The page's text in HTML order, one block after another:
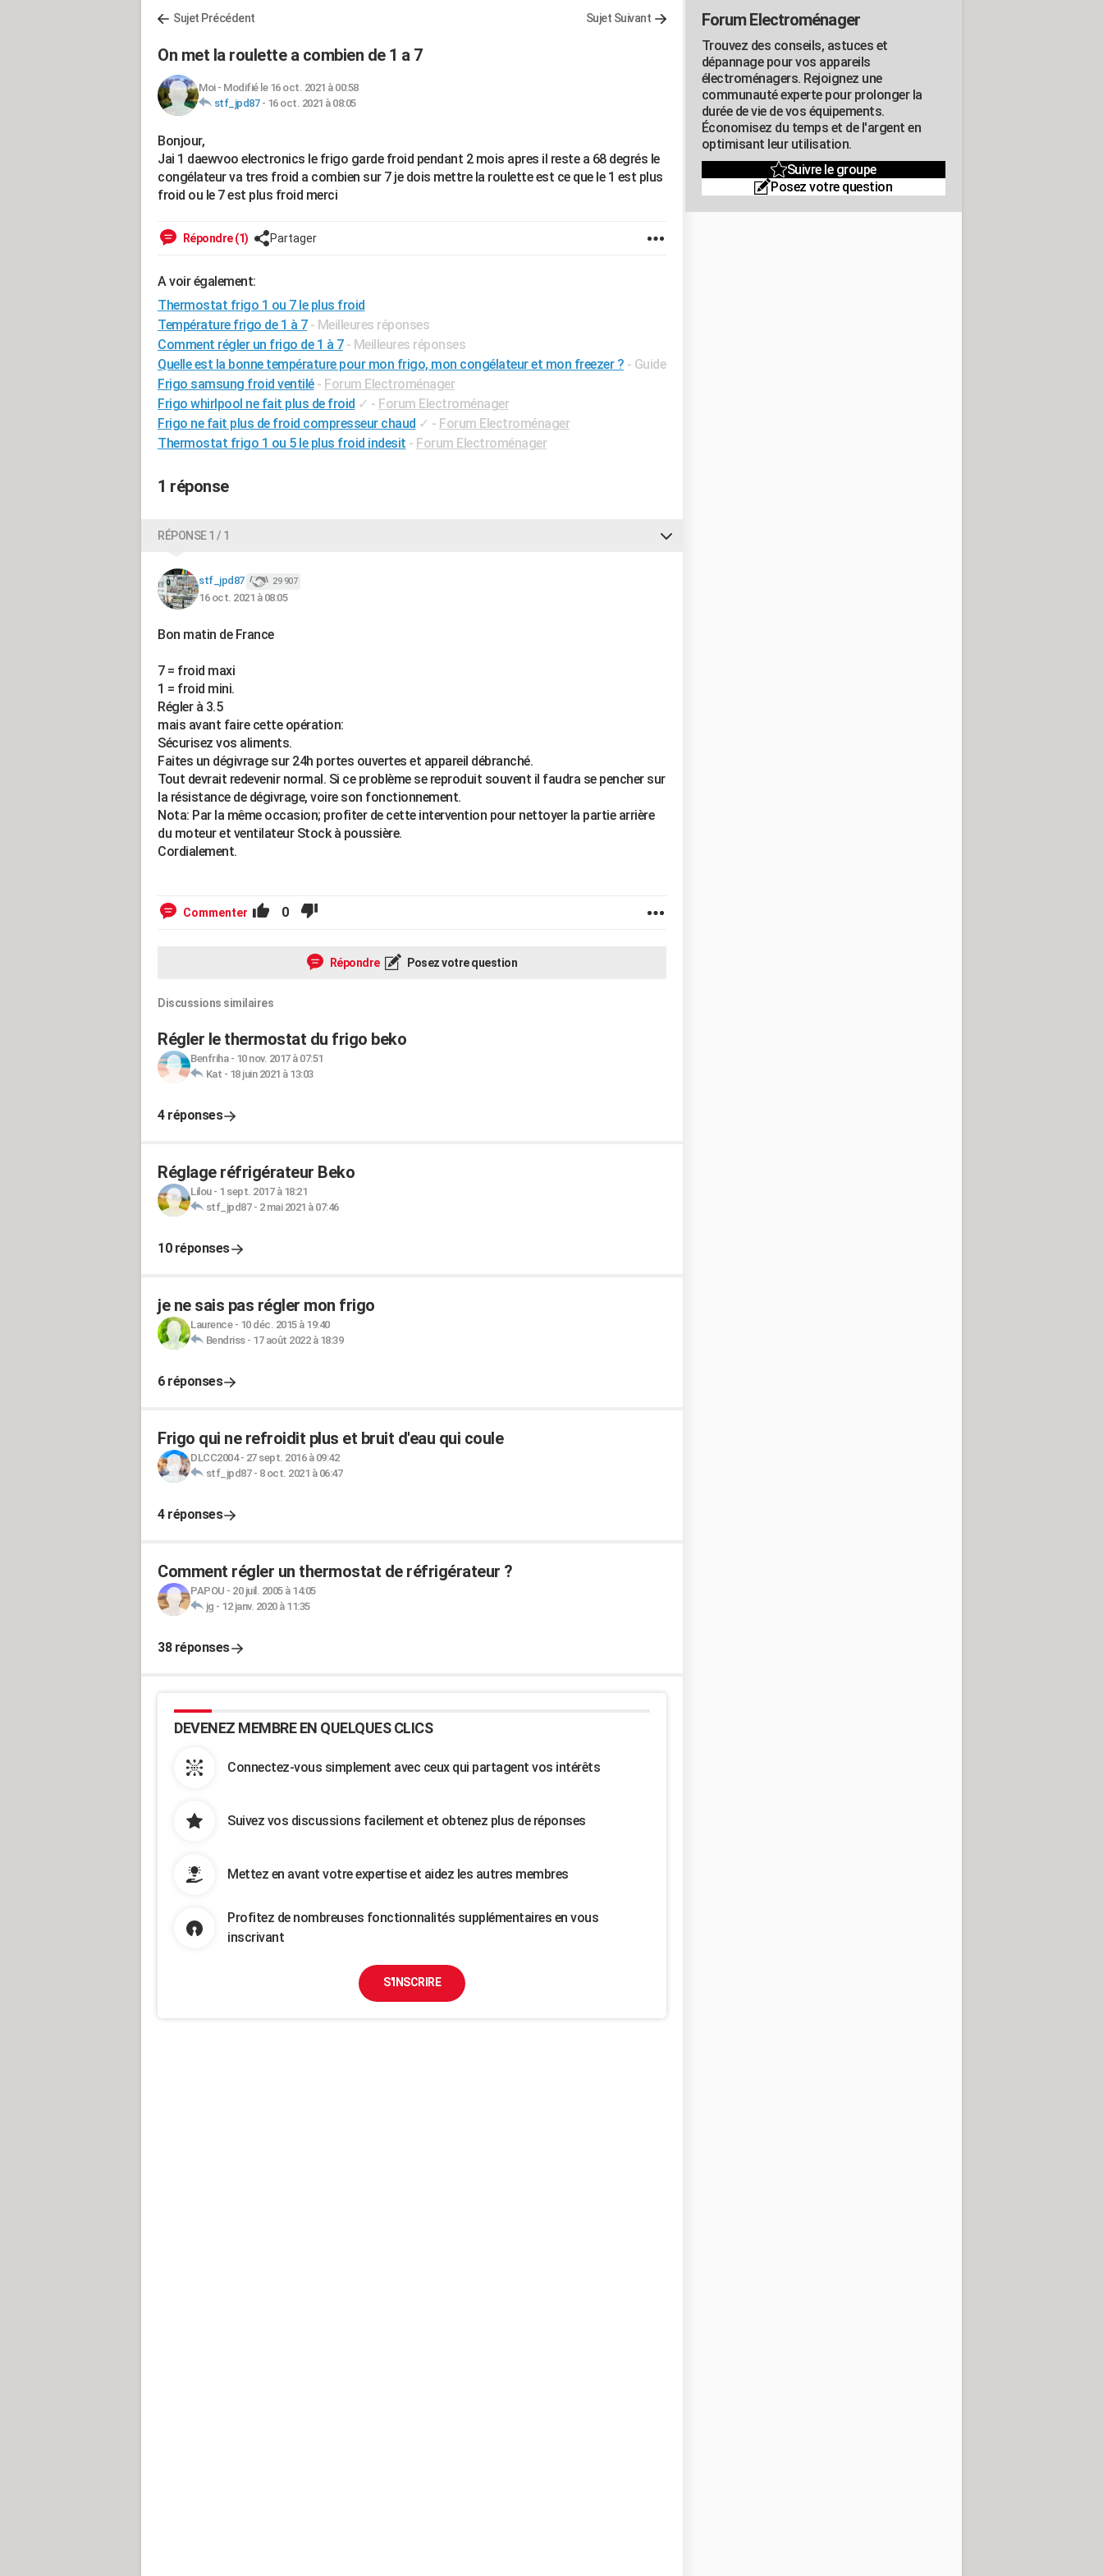
Sujet Précédent Sujet Suivant
On met la roulette a combien de 1 a 7
Moi- Modifié le 16 oct. 2021 à 00:58
stf_jpd87- 16 oct. 2021 à 08:05
Bonjour,
Jai 1 daewvoo electronics le frigo garde froid pendant 2 mois apres il reste a 68 degrés le
congélateur va tres froid a combien sur 7 je dois mettre la roulette est ce que le 1 est plus
froid ou le 7 est plus froid merci
Répondre (1) Partager
A voir également:
Thermostat frigo 1 ou 7 le plus froid
Température frigo de 1 à 7 - Meilleures réponses
Comment régler un frigo de 1 à 7 - Meilleures réponses
Quelle est la bonne température pour mon frigo, mon congélateur et mon freezer ? - Guide
Frigo samsung froid ventilé - Forum Electroménager
Frigo whirlpool ne fait plus de froid ✓ - Forum Electroménager
Frigo ne fait plus de froid compresseur chaud ✓ - Forum Electroménager
Thermostat frigo 1 ou 5 le plus froid indesit - Forum Electroménager
1 réponse
RÉPONSE 1 / 1
stf_jpd87 29 907
16 oct. 2021 à 08:05
Bon matin de France
7 = froid maxi
1 = froid mini.
Régler à 3.5
mais avant faire cette opération:
Sécurisez vos aliments.
Faites un dégivrage sur 24h portes ouvertes et appareil débranché.
Tout devrait redevenir normal. Si ce problème se reproduit souvent il faudra se pencher sur
la résistance de dégivrage, voire son fonctionnement.
Nota: Par la même occasion; profiter de cette intervention pour nettoyer la partie arrière
du moteur et ventilateur Stock à poussière.
Cordialement.
Commenter 0
Répondre Posez votre question
Discussions similaires
Régler le thermostat du frigo beko
Benfriha- 10 nov. 2017 à 07:51
Kat - 18 juin 2021 à 13:03
4 réponses
Réglage réfrigérateur Beko
Lilou- 1 sept. 2017 à 18:21
stf_jpd87- 2 mai 2021 à 07:46
10 réponses
je ne sais pas régler mon frigo
Laurence- 10 déc. 2015 à 19:40
Bendriss- 17 août 2022 à 18:39
6 réponses
Frigo qui ne refroidit plus et bruit d'eau qui coule
DLCC2004- 27 sept. 2016 à 09:42
stf_jpd87- 8 oct. 2021 à 06:47
4 réponses
Comment régler un thermostat de réfrigérateur ?
PAPOU - 20 juil. 2005 à 14:05
jg - 12 janv. 2020 à 11:35
38 réponses
DEVENEZ MEMBRE EN QUELQUES CLICS
Connectez-vous simplement avec ceux qui partagent vos intérêts
Suivez vos discussions facilement et obtenez plus de réponses
Mettez en avant votre expertise et aidez les autres membres
Profitez de nombreuses fonctionnalités supplémentaires en vous
inscrivant
S'INSCRIRE
Forum Electroménager
Trouvez des conseils, astuces et
dépannage pour vos appareils
électroménagers. Rejoignez une
communauté experte pour prolonger la
durée de vie de vos équipements.
Économisez du temps et de l'argent en
optimisant leur utilisation.
Suivre le groupe
Posez votre question